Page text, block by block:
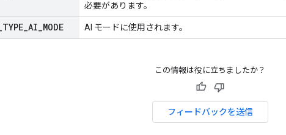
必要があります。
TYPE AI MODE AI モードに使用されます。
この情報は役に立ちましたか？
フィードバックを送信